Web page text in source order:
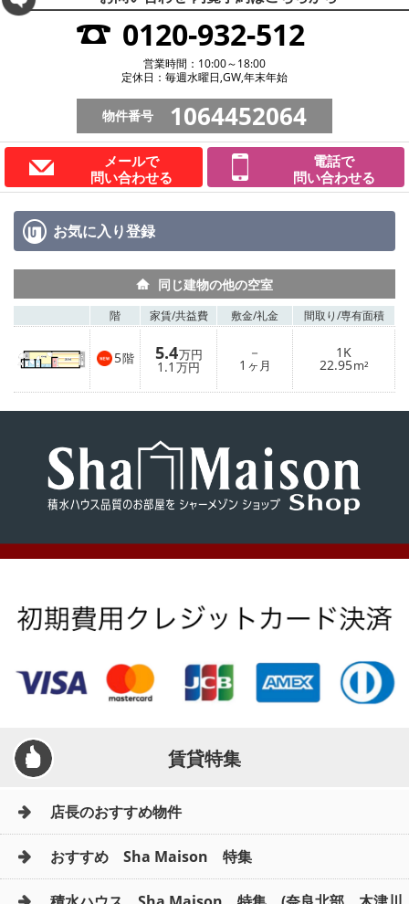
0120-932-512
営業時間：10:00～18:00
定休日：毎週水曜日,GW,年末年始
物件番号 1064452064
メールで
問い合わせる
電話で
問い合わせる
お気に入り登録
同じ建物の他の空室
階 家賃/共益費 敷金/礼金 間取り/専有面積
5階 5.4万円
1.1 万円
－
1 ヶ月
1K
22.95m²
賃貸特集
店長のおすすめ物件
おすすめ Sha Maison 特集